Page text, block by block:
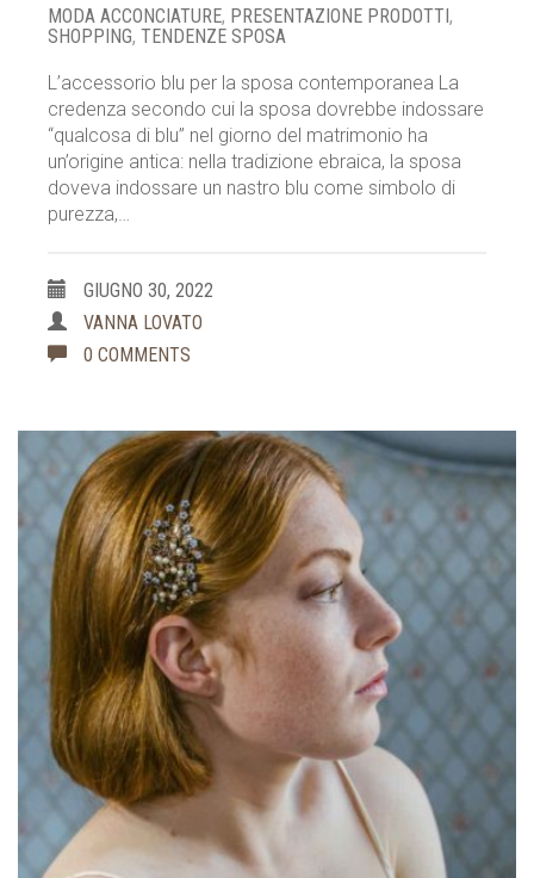
MODA ACCONCIATURE, PRESENTAZIONE PRODOTTI,
SHOPPING, TENDENZE SPOSA
L’accessorio blu per la sposa contemporanea La
credenza secondo cui la sposa dovrebbe indossare
“qualcosa di blu” nel giorno del matrimonio ha
un’origine antica: nella tradizione ebraica, la sposa
doveva indossare un nastro blu come simbolo di
purezza,…
GIUGNO 30, 2022
VANNA LOVATO
0 COMMENTS